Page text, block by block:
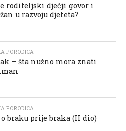
roditeljski dječji govor i
u razvoju djeteta?
PORODICA
– šta nužno mora znati
PORODICA
o braku prije braka (II dio)